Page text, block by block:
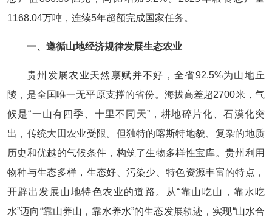
1168.04万吨，连续5年超额完成国家任务。
一、遵循山地经济规律发展生态农业
贵州发展农业天然禀赋并不好，全省92.5%为山地丘
陵，是全国唯一无平原支撑的省份。海拔高差超2700米，气
候是“一山有四季、十里不同天”，耕地碎片化、石漠化突
出，传统大田农业受限。但独特的喀斯特地貌、复杂的地质
历史和优越的气候条件，构筑了生物多样性宝库。贵州利用
物种与生态多样，生态好、污染少、特色资源丰富的特点，
开辟出发展山地特色农业的道路。从“靠山吃山，靠水吃
水”迈向“靠山养山，靠水养水”的生态发展轨迹，实现“山水合